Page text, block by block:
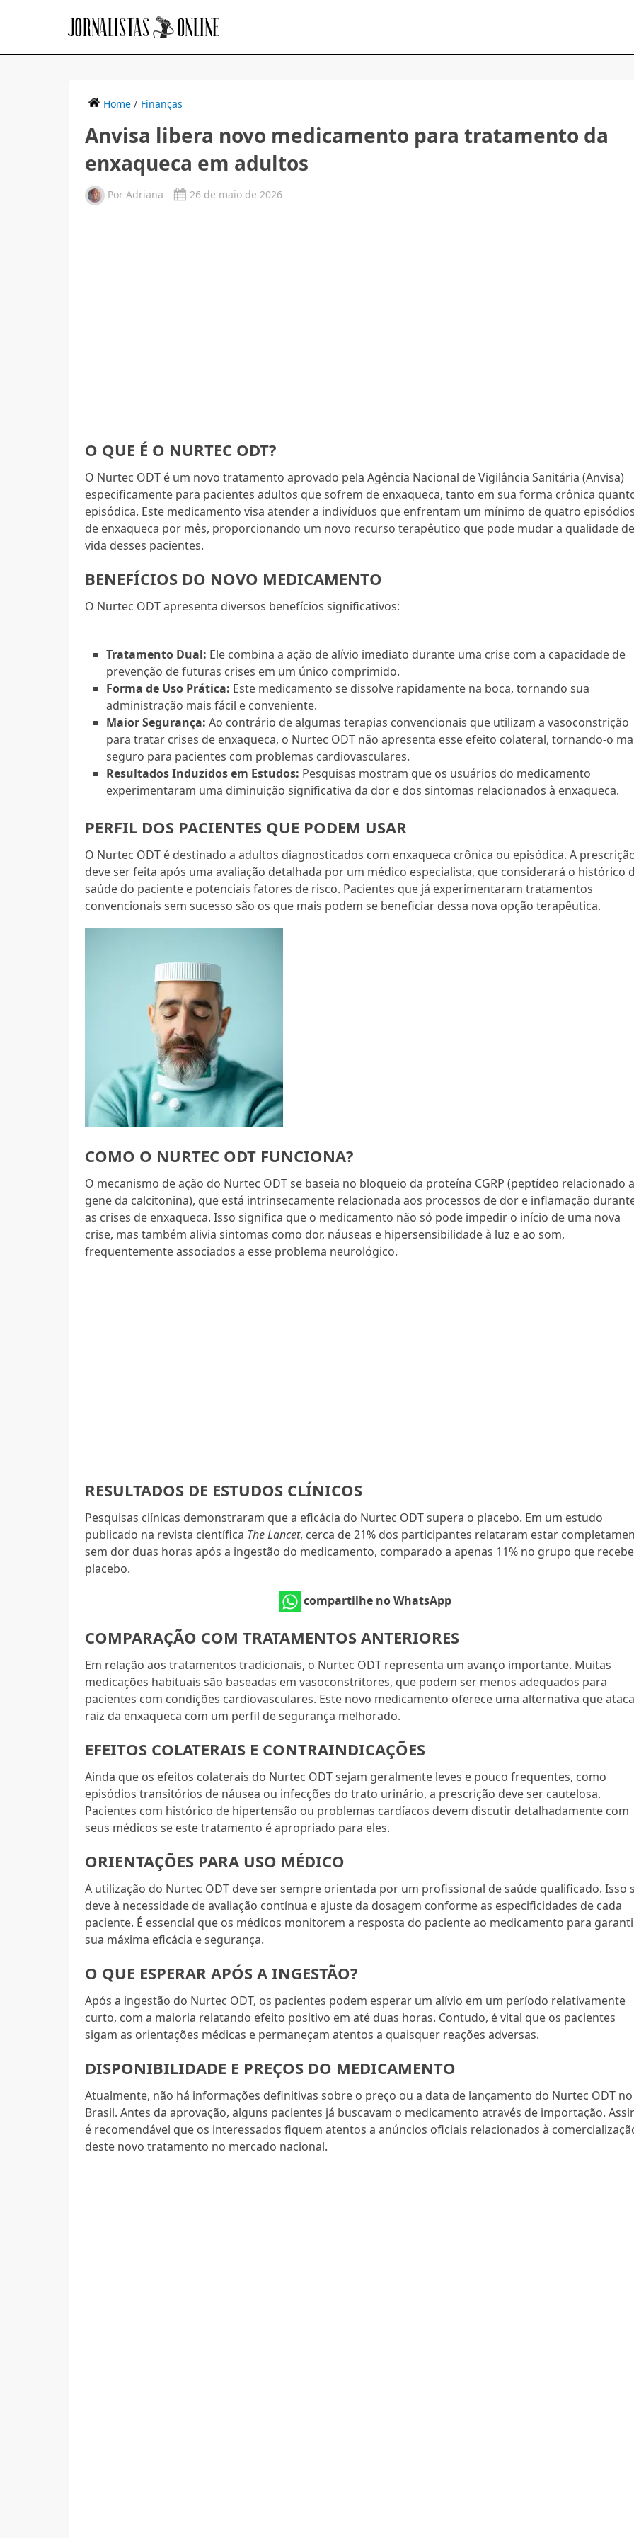
Home / Finanças
Anvisa libera novo medicamento para tratamento da
enxaqueca em adultos
PorAdriana 26 de maio de 2026
O QUE É O NURTEC ODT?
O Nurtec ODT é um novo tratamento aprovado pela Agência Nacional de Vigilância Sanitária (Anvisa)
especificamente para pacientes adultos que sofrem de enxaqueca, tanto em sua forma crônica
episódica. Este medicamento visa atender a indivíduos que enfrentam um mínimo de quatro
de enxaqueca por mês, proporcionando um novo recurso terapêutico que pode mudar a qualidade
vida desses pacientes.
BENEFÍCIOS DO NOVO MEDICAMENTO
O Nurtec ODT apresenta diversos benefícios significativos:
Tratamento Dual: Ele combina a ação de alívio imediato durante uma crise com a capacidade de
prevenção de futuras crises em um único comprimido.
Forma de Uso Prática: Este medicamento se dissolve rapidamente na boca, tornando sua
administração mais fácil e conveniente.
Maior Segurança: Ao contrário de algumas terapias convencionais que utilizam a vasoconstrição
para tratar crises de enxaqueca, o Nurtec ODT não apresenta esse efeito colateral, tornando-o
seguro para pacientes com problemas cardiovasculares.
Resultados Induzidos em Estudos: Pesquisas mostram que os usuários do medicamento
experimentaram uma diminuição significativa da dor e dos sintomas relacionados à enxaqueca.
PERFIL DOS PACIENTES QUE PODEM USAR
O Nurtec ODT é destinado a adultos diagnosticados com enxaqueca crônica ou episódica. A
deve ser feita após uma avaliação detalhada por um médico especialista, que considerará o histórico
saúde do paciente e potenciais fatores de risco. Pacientes que já experimentaram tratamentos
convencionais sem sucesso são os que mais podem se beneficiar dessa nova opção terapêutica.
COMO O NURTEC ODT FUNCIONA?
O mecanismo de ação do Nurtec ODT se baseia no bloqueio da proteína CGRP (peptídeo relacionado
gene da calcitonina), que está intrinsecamente relacionada aos processos de dor e inflamação
as crises de enxaqueca. Isso significa que o medicamento não só pode impedir o início de uma nova
crise, mas também alivia sintomas como dor, náuseas e hipersensibilidade à luz e ao som,
frequentemente associados a esse problema neurológico.
RESULTADOS DE ESTUDOS CLÍNICOS
Pesquisas clínicas demonstraram que a eficácia do Nurtec ODT supera o placebo. Em um estudo
publicado na revista científica The Lancet, cerca de 21% dos participantes relataram estar
sem dor duas horas após a ingestão do medicamento, comparado a apenas 11% no grupo que
placebo.
compartilhe no WhatsApp
COMPARAÇÃO COM TRATAMENTOS ANTERIORES
Em relação aos tratamentos tradicionais, o Nurtec ODT representa um avanço importante. Muitas
medicações habituais são baseadas em vasoconstritores, que podem ser menos adequados para
pacientes com condições cardiovasculares. Este novo medicamento oferece uma alternativa que
raiz da enxaqueca com um perfil de segurança melhorado.
EFEITOS COLATERAIS E CONTRAINDICAÇÕES
Ainda que os efeitos colaterais do Nurtec ODT sejam geralmente leves e pouco frequentes, como
episódios transitórios de náusea ou infecções do trato urinário, a prescrição deve ser cautelosa.
Pacientes com histórico de hipertensão ou problemas cardíacos devem discutir detalhadamente com
seus médicos se este tratamento é apropriado para eles.
ORIENTAÇÕES PARA USO MÉDICO
A utilização do Nurtec ODT deve ser sempre orientada por um profissional de saúde qualificado. Isso
deve à necessidade de avaliação contínua e ajuste da dosagem conforme as especificidades de cada
paciente. É essencial que os médicos monitorem a resposta do paciente ao medicamento para
sua máxima eficácia e segurança.
O QUE ESPERAR APÓS A INGESTÃO?
Após a ingestão do Nurtec ODT, os pacientes podem esperar um alívio em um período relativamente
curto, com a maioria relatando efeito positivo em até duas horas. Contudo, é vital que os pacientes
sigam as orientações médicas e permaneçam atentos a quaisquer reações adversas.
DISPONIBILIDADE E PREÇOS DO MEDICAMENTO
Atualmente, não há informações definitivas sobre o preço ou a data de lançamento do Nurtec ODT no
Brasil. Antes da aprovação, alguns pacientes já buscavam o medicamento através de importação.
é recomendável que os interessados fiquem atentos a anúncios oficiais relacionados à
deste novo tratamento no mercado nacional.